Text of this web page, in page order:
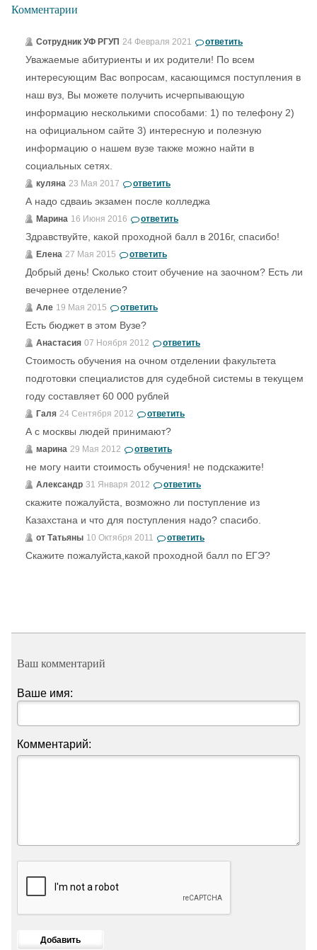
Комментарии
Сотрудник УФ РГУП 24 Февраля 2021 ответить
Уважаемые абитуриенты и их родители! По всем
интересующим Вас вопросам, касающимся поступления в
наш вуз, Вы можете получить исчерпывающую
информацию несколькими способами: 1) по телефону 2)
на официальном сайте 3) интересную и полезную
информацию о нашем вузе также можно найти в
социальных сетях.
куляна 23 Мая 2017 ответить
А надо сдваиь экзамен после колледжа
Марина 16 Июня 2016 ответить
Здравствуйте, какой проходной балл в 2016г, спасибо!
Елена 27 Мая 2015 ответить
Добрый день! Сколько стоит обучение на заочном? Есть ли
вечернее отделение?
Але 19 Мая 2015 ответить
Есть бюджет в этом Вузе?
Анастасия 07 Ноября 2012 ответить
Стоимость обучения на очном отделении факультета
подготовки специалистов для судебной системы в текущем
году составляет 60 000 рублей
Галя 24 Сентября 2012 ответить
А с москвы людей принимают?
марина 29 Мая 2012 ответить
не могу наити стоимость обучения! не подскажите!
Александр 31 Января 2012 ответить
скажите пожалуйста, возможно ли поступление из
Казахстана и что для поступления надо? спасибо.
от Татьяны 10 Октября 2011 ответить
Скажите пожалуйста,какой проходной балл по ЕГЭ?
Ваш комментарий
Ваше имя:
Комментарий: